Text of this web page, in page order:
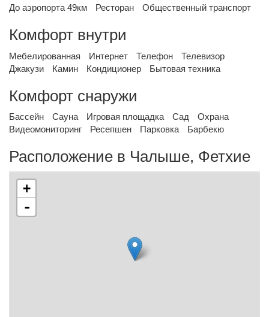
До аэропорта 49км
Ресторан Общественный транспорт
Комфорт внутри
Мебелированная Интернет Телефон
Телевизор
Джакузи
Камин Кондиционер Бытовая техника
Комфорт снаружи
Бассейн Сауна Игровая площадка Сад
Охрана
Видеомониторинг
Ресепшен Парковка Барбекю
Расположение в Чалыше, Фетхие
+
-